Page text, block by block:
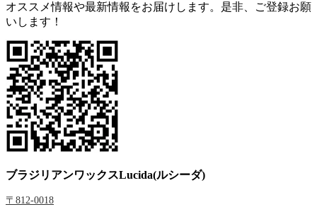
オススメ情報や最新情報をお届けします。是非、ご登録お願
いします！
ブラジリアンワックスLucida(ルシーダ)
〒812-0018